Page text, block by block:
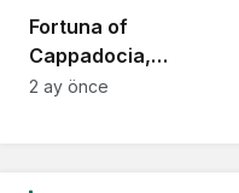
Fortuna of
Cappadocia,
Autograph Collection
2 ay önce